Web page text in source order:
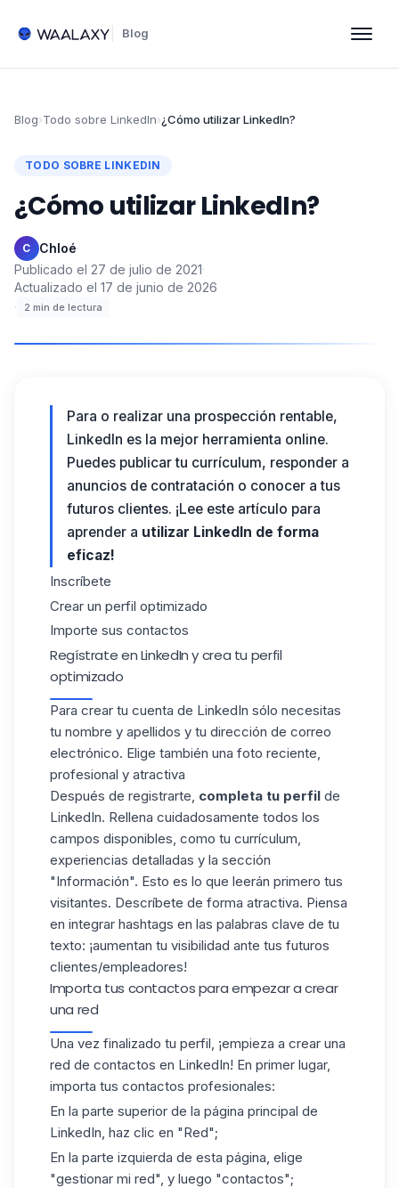
Blog
Blog›Todo sobre LinkedIn›¿Cómo utilizar LinkedIn?
TODO SOBRE LINKEDIN
¿Cómo utilizar LinkedIn?
C Chloé·
Publicado el 27 de julio de 2021·
Actualizado el 17 de junio de 2026
·
2 min de lectura
Para o realizar una prospección rentable,
LinkedIn es la mejor herramienta online.
Puedes publicar tu currículum, responder a
anuncios de contratación o conocer a tus
futuros clientes. ¡Lee este artículo para
aprender a utilizar LinkedIn de forma
eficaz!
Inscríbete
Crear un perfil optimizado
Importe sus contactos
Regístrate en LinkedIn y crea tu perfil
optimizado
Para crear tu cuenta de LinkedIn sólo necesitas
tu nombre y apellidos y tu dirección de correo
electrónico. Elige también una foto reciente,
profesional y atractiva
Después de registrarte, completa tu perfil de
LinkedIn. Rellena cuidadosamente todos los
campos disponibles, como tu currículum,
experiencias detalladas y la sección
"Información". Esto es lo que leerán primero tus
visitantes. Descríbete de forma atractiva. Piensa
en integrar hashtags en las palabras clave de tu
texto: ¡aumentan tu visibilidad ante tus futuros
clientes/empleadores!
Importa tus contactos para empezar a crear
una red
Una vez finalizado tu perfil, ¡empieza a crear una
red de contactos en LinkedIn! En primer lugar,
importa tus contactos profesionales:
En la parte superior de la página principal de
LinkedIn, haz clic en "Red";
En la parte izquierda de esta página, elige
"gestionar mi red", y luego "contactos";